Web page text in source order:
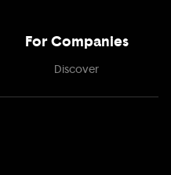
For Companies
Discover